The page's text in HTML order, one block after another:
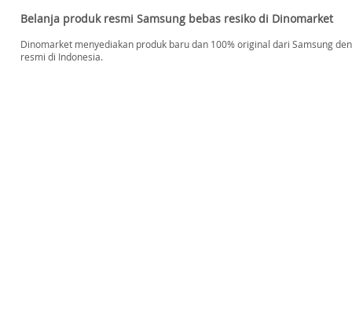
Belanja produk resmi Samsung bebas resiko di Dinomarket
Dinomarket menyediakan produk baru dan 100% original dari Samsung
resmi di Indonesia.